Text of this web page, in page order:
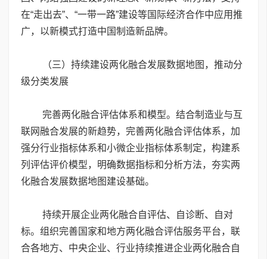
在“走出去”、“一带一路”建设等国际经济合作中应用推
广，以新模式打造中国制造新品牌。
（三）持续建设两化融合发展数据地图，推动分
级分类发展
完善两化融合评估体系和模型。结合制造业与互
联网融合发展的新趋势，完善两化融合评估体系，加
强分行业指标体系和小微企业指标体系制定，构建系
列评估评价模型，明确数据指标和分析方法，夯实两
化融合发展数据地图建设基础。
持续开展企业两化融合自评估、自诊断、自对
标。组织完善国家和地方两化融合评估服务平台，联
合各地方、中央企业、行业持续推进企业两化融合自